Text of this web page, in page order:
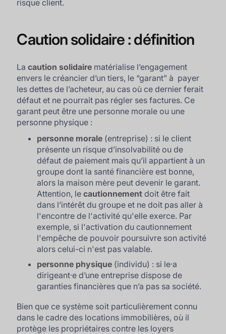
risque client.
Caution solidaire : définition
Lacaution solidaire matérialise l’engagement
envers le créancier d’un tiers, le “garant” à payer
les dettes de l’acheteur, au cas où ce dernier ferait
défaut et ne pourrait pas régler ses factures. Ce
garant peut être une personne morale ou une
personne physique :
personne morale (entreprise) : si le client
présente un risque d’insolvabilité ou de
défaut de paiement mais qu’il appartient à un
groupe dont la santé financière est bonne,
alors la maison mère peut devenir le garant.
Attention, lecautionnement doit être fait
dans l’intérêt du groupe et ne doit pas aller à
l'encontre de l'activité qu'elle exerce. Par
exemple, si l'activation du cautionnement
l'empêche de pouvoir poursuivre son activité
alors celui-ci n'est pas valable.
personne physique (individu) : si le⸱a
dirigeant⸱e d’une entreprise dispose de
garanties financières que n’a pas sa société.
Bien que ce système soit particulièrement connu
dans le cadre des locations immobilières, où il
protège les propriétaires contre les loyers